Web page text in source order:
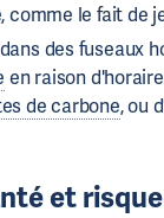
le fait de
des fuseaux
en raison
de carbone, ou
et